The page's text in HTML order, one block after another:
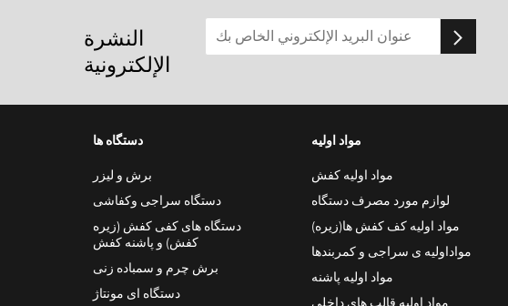
النشرة
الإلكترونية
دستگاه ها
برش و لیزر
دستگاه سراجی وکفاشی
دستگاه های کفی کفش (زیره
کفش) و پاشنه کفش
برش چرم و سمباده زنی
دستگاه ای مونتاژ
مواد اولیه
مواد اولیه کفش
لوازم مورد مصرف دستگاه
مواد اولیه کف کفش ها(زیره)
مواداولیه ی سراجی و کمربندها
مواد اولیه پاشنه
مواد اولیه قالب های داخلی